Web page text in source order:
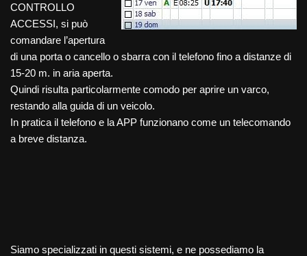
CONTROLLO
ACCESSI, si può
comandare l’apertura
di una porta o cancello o sbarra con il telefono fino a distanze di
15-20 m. in aria aperta.
Quindi risulta particolarmente comodo per aprire un varco,
restando alla guida di un veicolo.
In pratica il telefono e la APP funzionano come un telecomando
a breve distanza.
Siamo specializzati in questi sistemi, e ne possediamo la